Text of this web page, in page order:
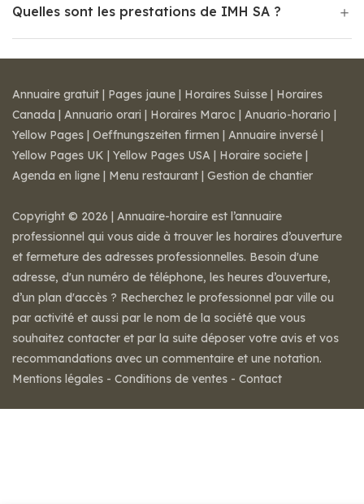
Quelles sont les prestations de IMH SA ?
Annuaire gratuit | Pages jaune | Horaires Suisse | Horaires
Canada | Annuario orari | Horaires Maroc | Anuario-horario |
Yellow Pages | Oeffnungszeiten firmen | Annuaire inversé |
Yellow Pages UK | Yellow Pages USA | Horaire societe |
Agenda en ligne | Menu restaurant | Gestion de chantier
Copyright © 2026 | Annuaire-horaire est l’annuaire
professionnel qui vous aide à trouver les horaires d’ouverture
et fermeture des adresses professionnelles. Besoin d'une
adresse, d'un numéro de téléphone, les heures d’ouverture,
d’un plan d'accès ? Recherchez le professionnel par ville ou
par activité et aussi par le nom de la société que vous
souhaitez contacter et par la suite déposer votre avis et vos
recommandations avec un commentaire et une notation.
Mentions légales - Conditions de ventes - Contact